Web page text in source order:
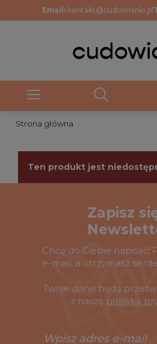
Email: kontakt@cudowianki.pl
Strona główna
Ten produkt jest
Zapisz
Chcę do Ciebie napisać!
e-mail, a otrzymasz
Twoje dane będą
z naszą polityką